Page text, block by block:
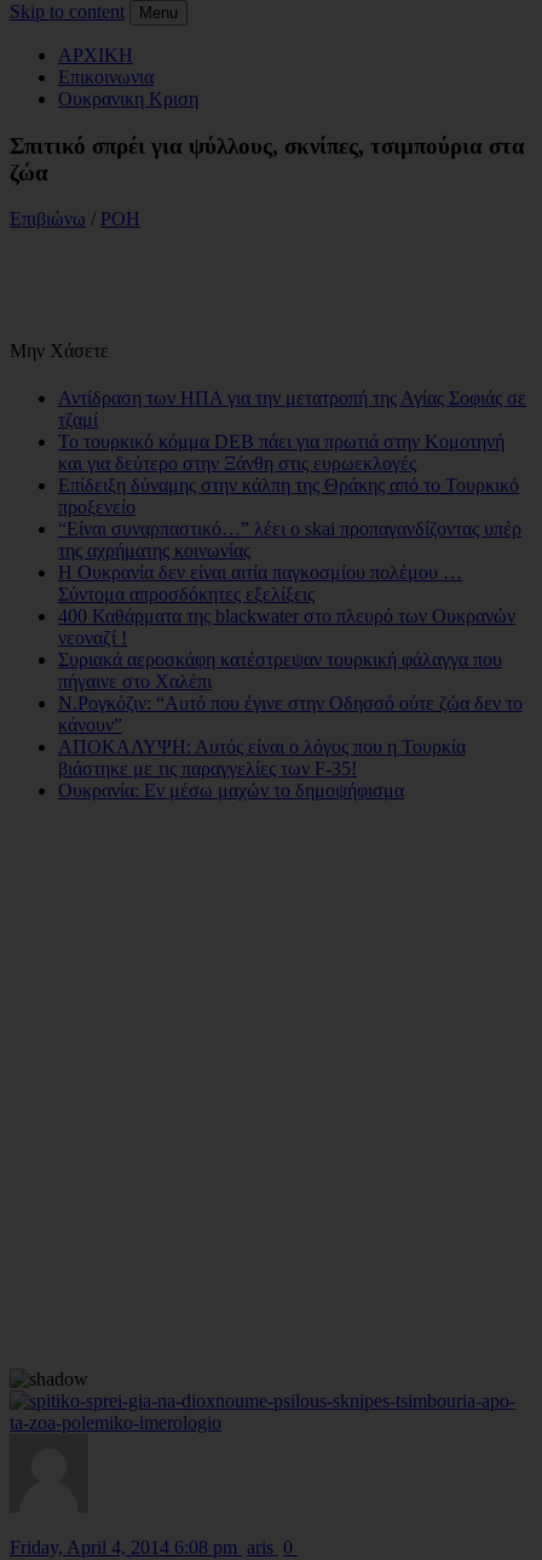
Skip to content Menu
ΑΡΧΙΚΗ
Επικοινωνια
Ουκρανικη Κριση
Σπιτικό σπρέι για ψύλλους, σκνίπες, τσιμπούρια στα
ζώα
Επιβιώνω / ΡΟΗ
Μην Χάσετε
Αντίδραση των ΗΠΑ για την μετατροπή της Αγίας Σοφιάς σε
τζαμί
Το τουρκικό κόμμα DEB πάει για πρωτιά στην Κομοτηνή
και για δεύτερο στην Ξάνθη στις ευρωεκλογές
Επίδειξη δύναμης στην κάλπη της Θράκης από το Τουρκικό
προξενείο
“Είναι συναρπαστικό…” λέει ο skai προπαγανδίζοντας υπέρ
της αχρήματης κοινωνίας
Η Ουκρανία δεν είναι αιτία παγκοσμίου πολέμου …
Σύντομα απροσδόκητες εξελίξεις
400 Καθάρματα της blackwater στο πλευρό των Ουκρανών
νεοναζί !
Συριακά αεροσκάφη κατέστρεψαν τουρκική φάλαγγα που
πήγαινε στο Χαλέπι
N.Ρογκόζιν: “Αυτό που έγινε στην Οδησσό ούτε ζώα δεν το
κάνουν”
ΑΠΟΚΑΛΥΨΗ: Αυτός είναι ο λόγος που η Τουρκία
βιάστηκε με τις παραγγελίες των F-35!
Ουκρανία: Εν μέσω μαχών το δημοψήφισμα
Friday, April 4, 2014 6:08 pm aris 0